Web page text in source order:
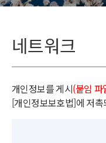
네트워크
개인정보를 게시(붙임 파
[개인정보보호법]에 저